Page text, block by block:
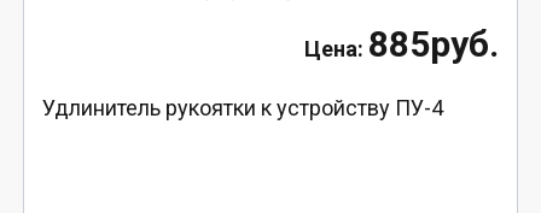
885руб.
Удлинитель рукоятки к устройству ПУ-4